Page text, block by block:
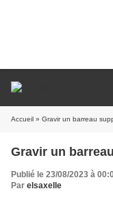
Accueil » Gravir un barreau
Gravir un
Publié le 23/08/2023 à
Par elsaxelle